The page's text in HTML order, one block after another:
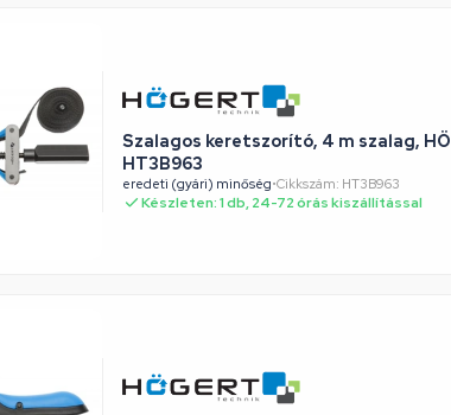
Szalagos keretszorító, 4 m szalag,
HT3B963
eredeti (gyári) minőség•Cikkszám: HT3B963
Készleten: 1 db, 24-72 órás kiszállítással